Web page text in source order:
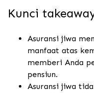
Kunci
Asuransi jiwa
manfaat atas
memberi Anda
pensiun.
Asuransi jiwa